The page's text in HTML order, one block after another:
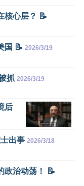
核心层？ 📝
国 📝 2026/3/19
抓 2026/3/19
后
出事 2026/3/18
政治动荡！ 📝